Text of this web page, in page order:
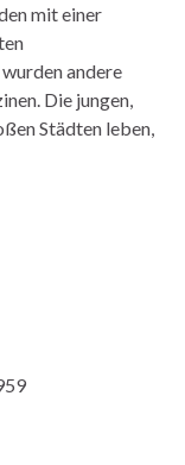
mit einer
andere
Die jungen,
Städten leben,